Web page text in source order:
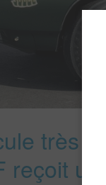
très
reçoit